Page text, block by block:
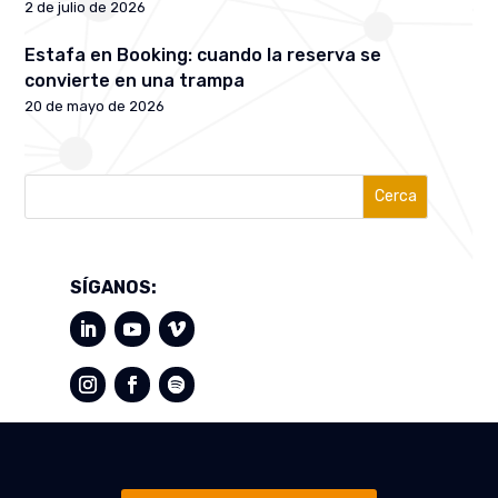
2 de julio de 2026
Estafa en Booking: cuando la reserva se
convierte en una trampa
20 de mayo de 2026
Cerca
SÍGANOS: